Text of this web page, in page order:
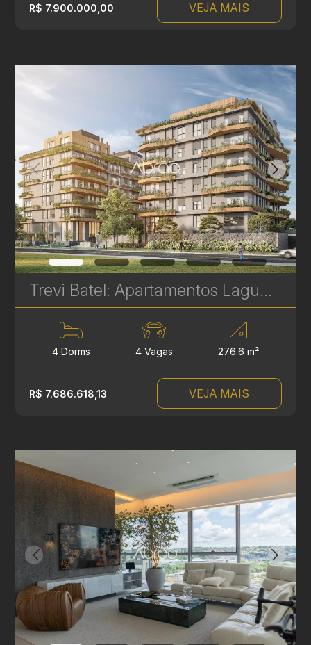
R$ 7.900.000,00 VEJA MAIS
Trevi Batel: Apartamentos Laguna de Alto Padrão à venda no Batel - 4 Suítes - 276 m² | Ref. 1710
4 Dorms 4 Vagas 276.6 m²
R$ 7.686.618,13 VEJA MAIS